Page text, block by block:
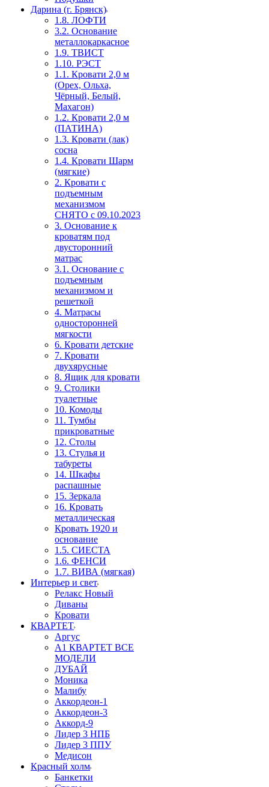
Дарина (г. Брянск)
1.8. ЛОФТИ
3.2. Основание
металлокаркасное
1.9. ТВИСТ
1.10. РЭСТ
1.1. Кровати 2,0 м
(Орех, Ольха,
Чёрный, Белый,
Махагон)
1.2. Кровати 2,0 м
(ПАТИНА)
1.3. Кровати (лак)
сосна
1.4. Кровати Шарм
(мягкие)
2. Кровати с
подъемным
механизмом
СНЯТО с 09.10.2023
3. Основание к
кроватям под
двусторонний
матрас
3.1. Основание с
подъемным
механизмом и
решеткой
4. Матрасы
односторонней
мягкости
6. Кровати детские
7. Кровати
двухярусные
8. Ящик для кровати
9. Столики
туалетные
10. Комоды
11. Тумбы
прикроватные
12. Столы
13. Стулья и
табуреты
14. Шкафы
распашные
15. Зеркала
16. Кровать
металлическая
Кровать 1920 и
основание
1.5. СИЕСТА
1.6. ФЕНСИ
1.7. ВИВА (мягкая)
Интерьер и свет
Релакс Новый
Диваны
Кровати
КВАРТЕТ
Аргус
А1 КВАРТЕТ ВСЕ
МОДЕЛИ
ДУБАЙ
Моника
Малибу
Аккордеон-1
Аккордеон-3
Аккорд-9
Лидер 3 НПБ
Лидер 3 ППУ
Медисон
Красный холм
Банкетки